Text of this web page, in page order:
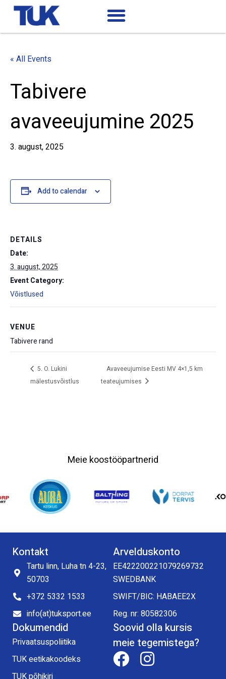
« All Events
Tabivere
avaveeujumine 2025
3. august, 2025
Add to calendar
DETAILS
Date:
3. august, 2025
Event Category:
Võistlused
VENUE
Tabivere rand
5. O. Lukini
mälestusvõistlus
Avaveeujumise Eesti MV 4×1,5 km
teateujumises
Meie koostööpartnerid
Kontakt
Tartu linn, Luha tn 4-23,
50703
+372 5332 1533
info(at)tuksport.ee
Arvelduskonto
EE422200221079269732
SWEDBANK
SWIFT/BIC: HABAEE2X
Reg. nr: 80582306
Dokumendid
Privaatsuspoliitika
TUK eetikakoodeks
Soovid olla kursis
meie tegemistega?